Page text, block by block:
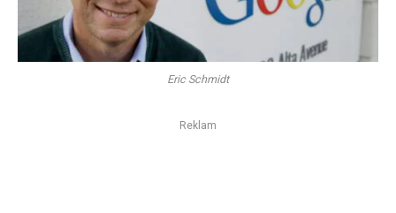
Eric Schmidt
Reklam